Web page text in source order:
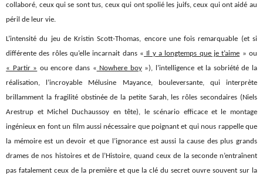
collaboré, ceux qui se sont tus, ceux qui ont spolié les juifs, ceux qui ont aidé au
péril de leur vie.
L’intensité du jeu de Kristin Scott-Thomas, encore une fois remarquable (et si
différente des rôles qu’elle incarnait dans « Il y a longtemps que je t’aime » ou
« Partir » ou encore dans « Nowhere boy»), l’intelligence et la sobriété de la
réalisation, l’incroyable Mélusine Mayance, bouleversante, qui interprète
brillamment la fragilité obstinée de la petite Sarah, les rôles secondaires (Niels
Arestrup et Michel Duchaussoy en tête), le scénario efficace et le montage
ingénieux en font un film aussi nécessaire que poignant et qui nous rappelle que
la mémoire est un devoir et que l’ignorance est aussi la cause des plus grands
drames de nos histoires et de l’Histoire, quand ceux de la seconde n’entraînent
pas fatalement ceux de la première et que la clé du secret ouvre souvent sur la